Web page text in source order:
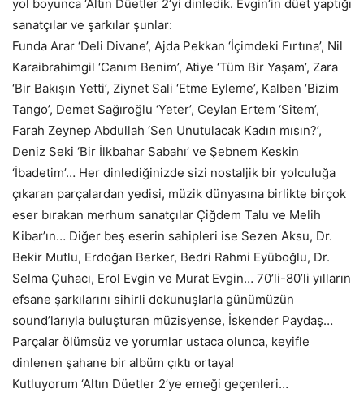
yol boyunca ‘Altın Düetler 2’yi dinledik. Evgin’in düet yaptığı
sanatçılar ve şarkılar şunlar:
Funda Arar ‘Deli Divane’, Ajda Pekkan ‘İçimdeki Fırtına’, Nil
Karaibrahimgil ‘Canım Benim’, Atiye ‘Tüm Bir Yaşam’, Zara
‘Bir Bakışın Yetti’, Ziynet Sali ‘Etme Eyleme’, Kalben ‘Bizim
Tango’, Demet Sağıroğlu ‘Yeter’, Ceylan Ertem ‘Sitem’,
Farah Zeynep Abdullah ‘Sen Unutulacak Kadın mısın?’,
Deniz Seki ‘Bir İlkbahar Sabahı’ ve Şebnem Keskin
‘İbadetim’… Her dinlediğinizde sizi nostaljik bir yolculuğa
çıkaran parçalardan yedisi, müzik dünyasına birlikte birçok
eser bırakan merhum sanatçılar Çiğdem Talu ve Melih
Kibar’ın… Diğer beş eserin sahipleri ise Sezen Aksu, Dr.
Bekir Mutlu, Erdoğan Berker, Bedri Rahmi Eyüboğlu, Dr.
Selma Çuhacı, Erol Evgin ve Murat Evgin… 70’li-80’li yılların
efsane şarkılarını sihirli dokunuşlarla günümüzün
sound’larıyla buluşturan müzisyense, İskender Paydaş…
Parçalar ölümsüz ve yorumlar ustaca olunca, keyifle
dinlenen şahane bir albüm çıktı ortaya!
Kutluyorum ‘Altın Düetler 2’ye emeği geçenleri…